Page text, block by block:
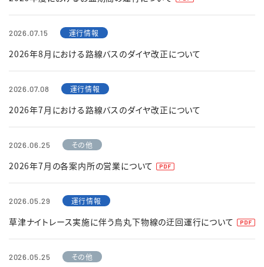
2026.07.15 運行情報
2026年8月における路線バスのダイヤ改正について
2026.07.08 運行情報
2026年7月における路線バスのダイヤ改正について
2026.06.25 その他
2026年7月の各案内所の営業について
2026.05.29 運行情報
草津ナイトレース実施に伴う烏丸下物線の迂回運行について
2026.05.25 その他